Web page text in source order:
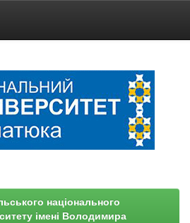
національного
імені Володимира